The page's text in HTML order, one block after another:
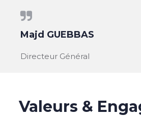
Majd GUEBBAS
Directeur Général
Valeurs &